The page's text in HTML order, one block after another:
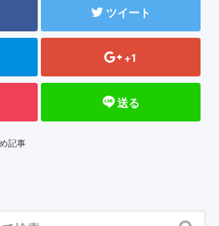
ツイート
+1
送る
記事